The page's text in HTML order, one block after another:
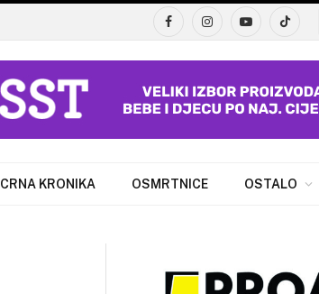
FacebookInstagramYouTubeTikTok
CRNA KRONIKA OSMRTNICE OSTALO